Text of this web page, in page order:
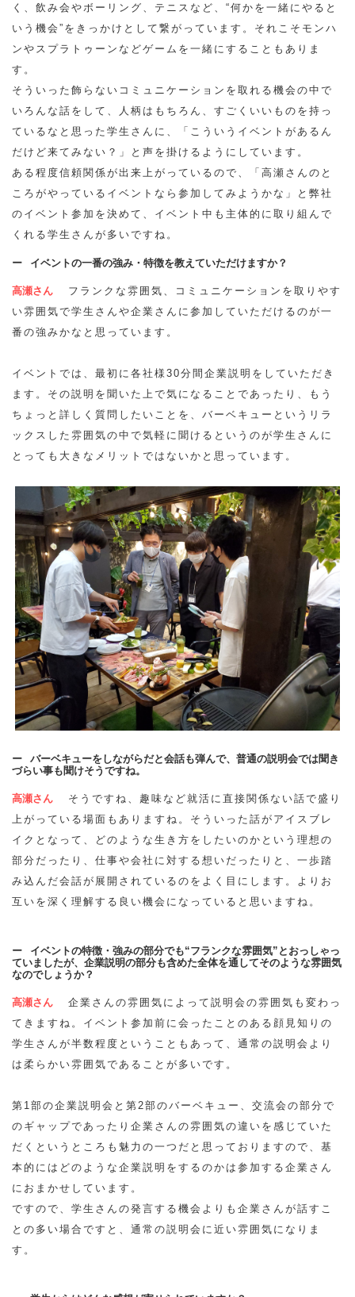
く、飲み会やボーリング、テニスなど、“何かを一緒にやると
いう機会”をきっかけとして繋がっています。それこそモンハ
ンやスプラトゥーンなどゲームを一緒にすることもありま
す。
そういった飾らないコミュニケーションを取れる機会の中で
いろんな話をして、人柄はもちろん、すごくいいものを持っ
ているなと思った学生さんに、「こういうイベントがあるん
だけど来てみない？」と声を掛けるようにしています。
ある程度信頼関係が出来上がっているので、「高瀬さんのと
ころがやっているイベントなら参加してみようかな」と弊社
のイベント参加を決めて、イベント中も主体的に取り組んで
くれる学生さんが多いですね。
イベントの一番の強み・特徴を教えていただけますか？
高瀬さん
フランクな雰囲気、コミュニケーションを取りやす
い雰囲気で学生さんや企業さんに参加していただけるのが一
番の強みかなと思っています。
イベントでは、最初に各社様30分間企業説明をしていただき
ます。その説明を聞いた上で気になることであったり、もう
ちょっと詳しく質問したいことを、バーベキューというリラ
ックスした雰囲気の中で気軽に聞けるというのが学生さんに
とっても大きなメリットではないかと思っています。
バーベキューをしながらだと会話も弾んで、普通の説明会では聞き
づらい事も聞けそうですね。
高瀬さん
そうですね、趣味など就活に直接関係ない話で盛り
上がっている場面もありますね。そういった話がアイスブレ
イクとなって、どのような生き方をしたいのかという理想の
部分だったり、仕事や会社に対する想いだったりと、一歩踏
み込んだ会話が展開されているのをよく目にします。よりお
互いを深く理解する良い機会になっていると思いますね。
イベントの特徴・強みの部分でも“フランクな雰囲気”とおっしゃっ
ていましたが、企業説明の部分も含めた全体を通してそのような雰囲気
なのでしょうか？
高瀬さん
企業さんの雰囲気によって説明会の雰囲気も変わっ
てきますね。イベント参加前に会ったことのある顔見知りの
学生さんが半数程度ということもあって、通常の説明会より
は柔らかい雰囲気であることが多いです。
第1部の企業説明会と第2部のバーベキュー、交流会の部分で
のギャップであったり企業さんの雰囲気の違いを感じていた
だくというところも魅力の一つだと思っておりますので、基
本的にはどのような企業説明をするのかは参加する企業さん
におまかせしています。
ですので、学生さんの発言する機会よりも企業さんが話すこ
との多い場合ですと、通常の説明会に近い雰囲気になりま
す。